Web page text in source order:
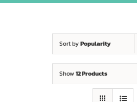
Sort byPopularity
Show12 Products